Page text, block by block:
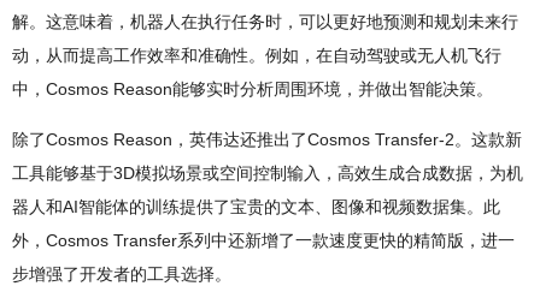
解。这意味着，机器人在执行任务时，可以更好地预测和规划未来行
动，从而提高工作效率和准确性。例如，在自动驾驶或无人机飞行
中，Cosmos Reason能够实时分析周围环境，并做出智能决策。
除了Cosmos Reason，英伟达还推出了Cosmos Transfer-2。这款新
工具能够基于3D模拟场景或空间控制输入，高效生成合成数据，为机
器人和AI智能体的训练提供了宝贵的文本、图像和视频数据集。此
外，Cosmos Transfer系列中还新增了一款速度更快的精简版，进一
步增强了开发者的工具选择。